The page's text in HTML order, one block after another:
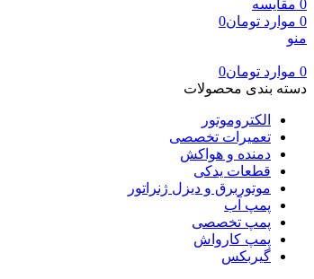
0 مقایسه
0 موارد تومان0
منو
0 موارد تومان0
دسته بندی محصولات
الکتروموتور
تعمیرات تخصصی
دمنده و هواکش
قطعات یدکی
موتوربرق و دیزل ژنراتور
پمپ آب
پمپ تخصصی
پمپ کارواش
گیربکس